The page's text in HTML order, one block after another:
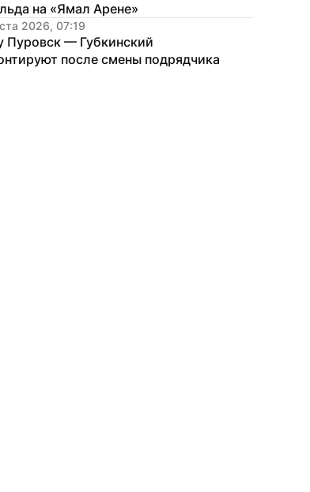
на «Ямал Арене»
2026, 07:19
Пуровск — Губкинский
после смены подрядчика